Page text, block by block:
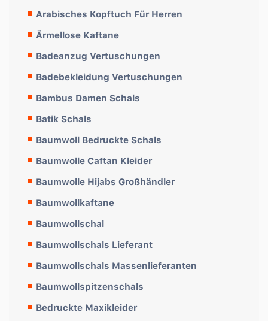
Arabisches Kopftuch Für Herren
Ärmellose Kaftane
Badeanzug Vertuschungen
Badebekleidung Vertuschungen
Bambus Damen Schals
Batik Schals
Baumwoll Bedruckte Schals
Baumwolle Caftan Kleider
Baumwolle Hijabs Großhändler
Baumwollkaftane
Baumwollschal
Baumwollschals Lieferant
Baumwollschals Massenlieferanten
Baumwollspitzenschals
Bedruckte Maxikleider